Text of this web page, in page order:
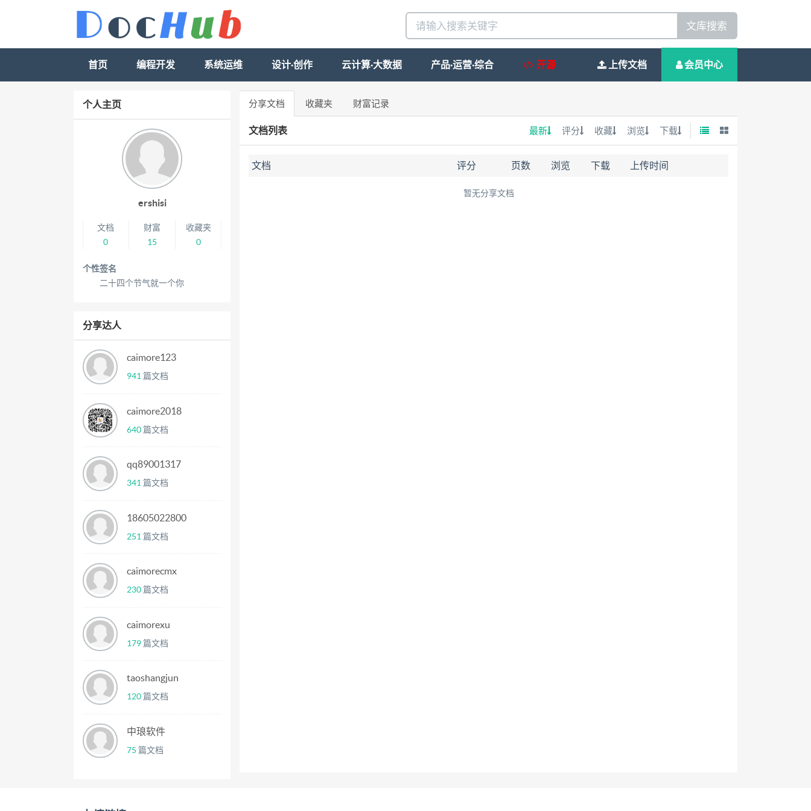
文库搜索
首页 编程开发 系统运维 设计·创作 云计算·大数据 产品·运营·综合 开源 上传文档 会员中心
个人主页
ershisi
文档
0
财富
15
收藏夹
0
个性签名
二十四个节气就一个你
分享达人
caimore123
941 篇文档
caimore2018
640篇文档
qq89001317
341 篇文档
18605022800
251 篇文档
caimorecmx
230篇文档
caimorexu
179篇文档
taoshangjun
120篇文档
中琅软件
75 篇文档
分享文档 收藏夹 财富记录
文档列表 最新 评分 收藏 浏览 下载
文档 评分 页数 浏览 下载 上传时间
暂无分享文档